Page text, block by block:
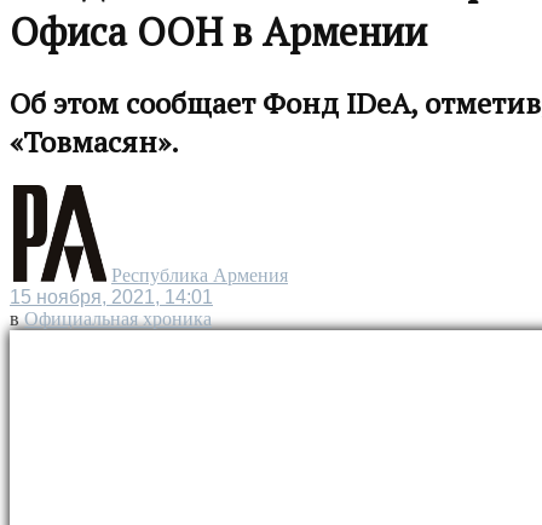
Офиса ООН в Армении
Об этом сообщает Фонд IDeA,
«Товмасян».
Республика Армения
15 ноября, 2021, 14:01
в Официальная хроника